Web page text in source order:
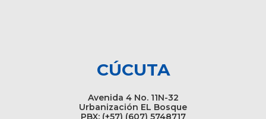
CÚCUTA
Avenida 4 No. 11N-32
Urbanización EL Bosque
PBX: (+57) (607) 5748717